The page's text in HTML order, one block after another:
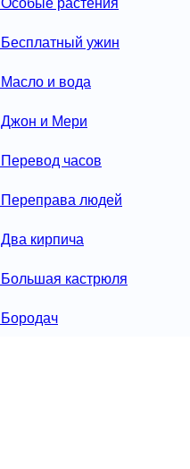
Бесплатный ужин
Масло и вода
Джон и Мери
Перевод часов
Переправа людей
Два кирпича
Большая кастрюля
Бородач